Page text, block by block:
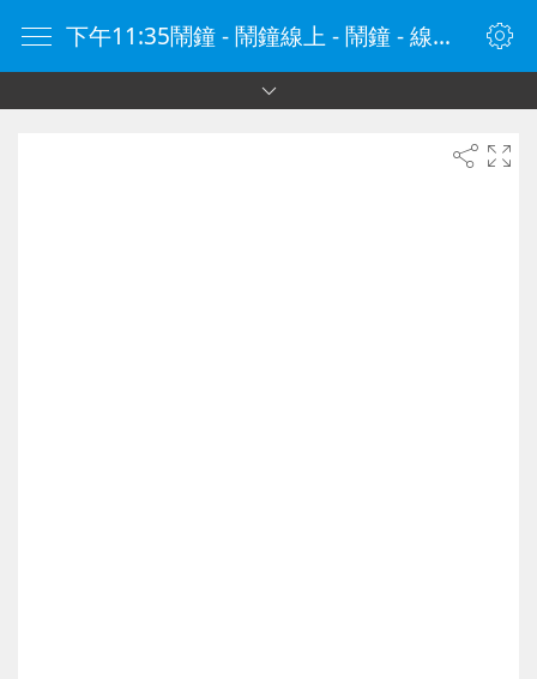
下午11:35鬧鐘 - 鬧鐘線上 - 鬧鐘 - 線上鬧鐘 - 在線鬧鐘 - 鬧鐘在線 - naozhong.tw